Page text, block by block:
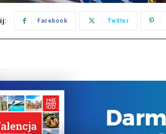
Facebook Twitter